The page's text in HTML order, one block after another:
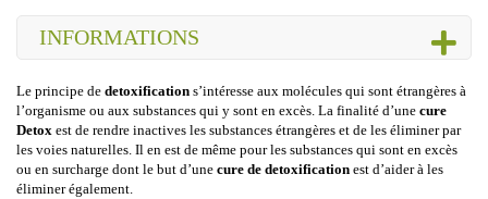
INFORMATIONS
Le principe de detoxification s’intéresse aux molécules qui sont étrangères à
l’organisme ou aux substances qui y sont en excès. La finalité d’une cure
Detox est de rendre inactives les substances étrangères et de les éliminer par
les voies naturelles. Il en est de même pour les substances qui sont en excès
ou en surcharge dont le but d’une cure de detoxification est d’aider à les
éliminer également.